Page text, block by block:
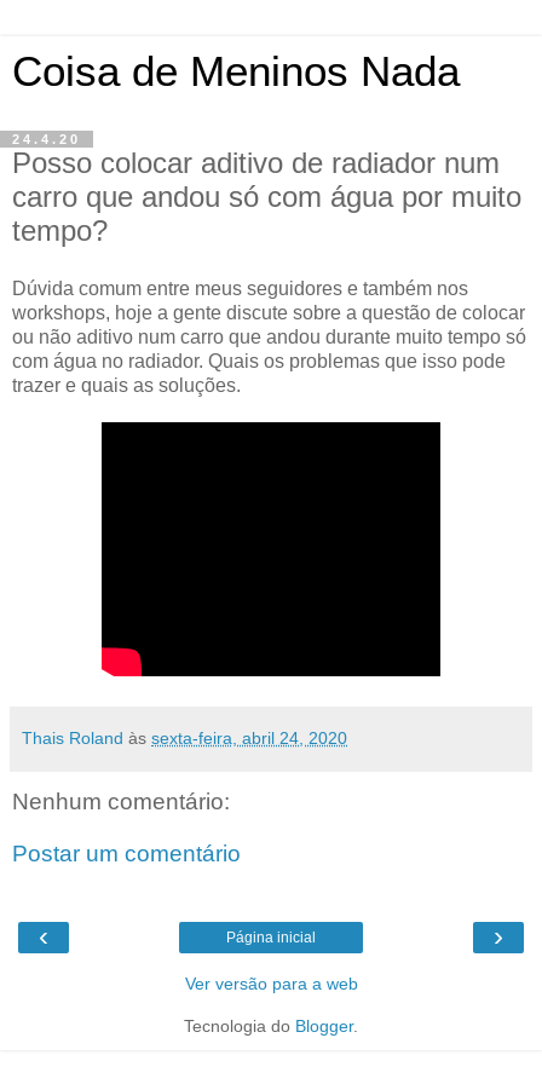
Coisa de Meninos Nada
24.4.20
Posso colocar aditivo de radiador num
carro que andou só com água por muito
tempo?
Dúvida comum entre meus seguidores e também nos
workshops, hoje a gente discute sobre a questão de colocar
ou não aditivo num carro que andou durante muito tempo só
com água no radiador. Quais os problemas que isso pode
trazer e quais as soluções.
Thais Roland às sexta-feira, abril 24, 2020
Nenhum comentário:
Postar um comentário
‹ ›
Página inicial
Ver versão para a web
Tecnologia do Blogger.